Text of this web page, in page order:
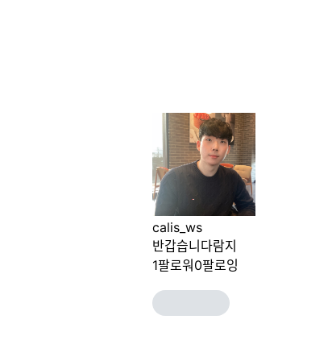
calis_ws
반갑습니다람지
1팔로워 0팔로잉